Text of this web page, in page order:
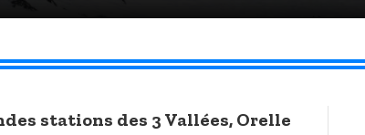
stations des 3 Vallées, Orelle